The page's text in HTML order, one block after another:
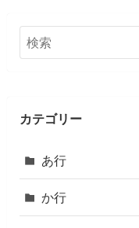
カテゴリー
あ行
か行